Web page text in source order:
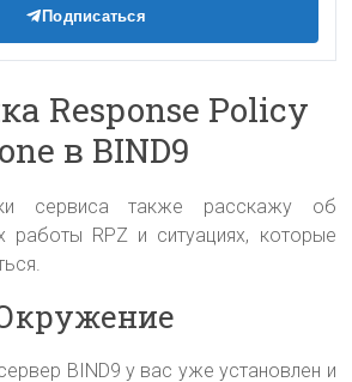
Подписаться
Response Policy
в BIND9
сервиса также расскажу об
работы RPZ и ситуациях, которые
BIND9 у вас уже установлен и